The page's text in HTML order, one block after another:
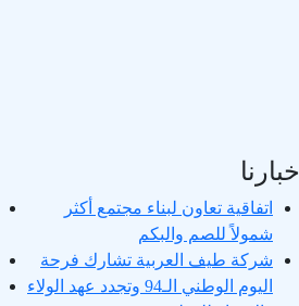
أخبارنا
اتفاقية تعاون لبناء مجتمع أكثر
شمولاً للصم والبكم
شركة طيف العربية تشارك فرحة
اليوم الوطني الـ94 وتجدد عهد الولاء